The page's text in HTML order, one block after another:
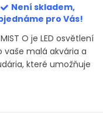
Není skladem,
pro Vás!
O je LED osvětlení
vaše malá akvária a
které umožňuje